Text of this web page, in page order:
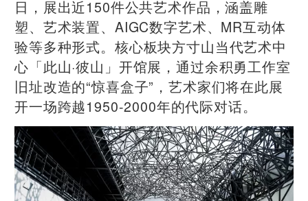
日，展出近150件公共艺术作品，涵盖雕
塑、艺术装置、AIGC数字艺术、MR互动体
验等多种形式。核心板块方寸山当代艺术中
心「此山·彼山」开馆展，通过余积勇工作室
旧址改造的“惊喜盒子”，艺术家们将在此展
开一场跨越1950-2000年的代际对话。